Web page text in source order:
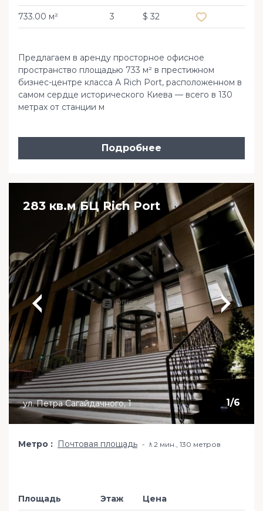
733.00 м² 3 $ 32
Предлагаем в аренду просторное офисное
пространство площадью 733 м² в престижном
бизнес-центре класса А Rich Port, расположенном в
самом сердце исторического Киева — всего в 130
метрах от станции м
Подробнее
283 кв.м БЦ Rich Port
1/6
ул. Петра Сагайдачного, 1
Метро Почтовая площадь 🚶2 мин​., 130 метров
Площадь Этаж Цена